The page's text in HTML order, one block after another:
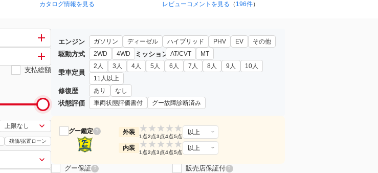
カタログ情報を見る レビューコメントを見る （ 196件）
支払総額
残価/据置ローン
エンジン ガソリン ディーゼル ハイブリッド PHV EV その他
駆動方式 2WD 4WD ミッション AT/CVT MT
乗車定員
2人 3人 4人 5人 6人 7人 8人 9人
10人
11人以上
修復歴 あり なし
状態評価 車両状態評価書付 グー故障診断済み
グー鑑定 ? 外装 ★
1点
★
2点
★
3点
★
4点
★
5点
以上
内装 ★
1点
★
2点
★
3点
★
4点
★
5点
以上
グー保証 ? 販売店保証付 ?